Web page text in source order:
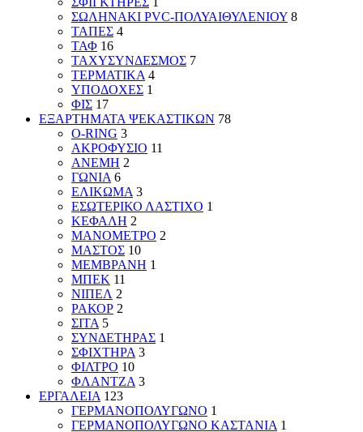
ΣΩΛΗΝΑΚΙ PVC-ΠΟΛΥΑΙΘΥΛΕΝΙΟΥ 8
ΤΑΠΕΣ 4
ΤΑΦ 16
ΤΑΧΥΣΥΝΔΕΣΜΟΣ 7
ΤΕΡΜΑΤΙΚΑ 4
ΥΠΟΔΟΧΕΣ 1
ΦΙΣ 17
ΕΞΑΡΤΗΜΑΤΑ ΨΕΚΑΣΤΙΚΩΝ 78
O-RING 3
ΑΚΡΟΦΥΣΙΟ 11
ΑΝΕΜΗ 2
ΓΩΝΙΑ 6
ΕΛΙΚΩΜΑ 3
ΕΣΩΤΕΡΙΚΟ ΛΑΣΤΙΧΟ 1
ΚΕΦΑΛΗ 2
ΜΑΝΟΜΕΤΡΟ 2
ΜΑΣΤΟΣ 10
ΜΕΜΒΡΑΝΗ 1
ΜΠΕΚ 11
ΝΙΠΕΛ 2
ΡΑΚΟΡ 2
ΣΙΤΑ 5
ΣΥΝΔΕΤΗΡΑΣ 1
ΣΦΙΧΤΗΡΑ 3
ΦΙΛΤΡΟ 10
ΦΛΑΝΤΖΑ 3
ΕΡΓΑΛΕΙΑ 123
ΓΕΡΜΑΝΟΠΟΛΥΓΩΝΟ 1
ΓΕΡΜΑΝΟΠΟΛΥΓΩΝΟ ΚΑΣΤΑΝΙΑ 1